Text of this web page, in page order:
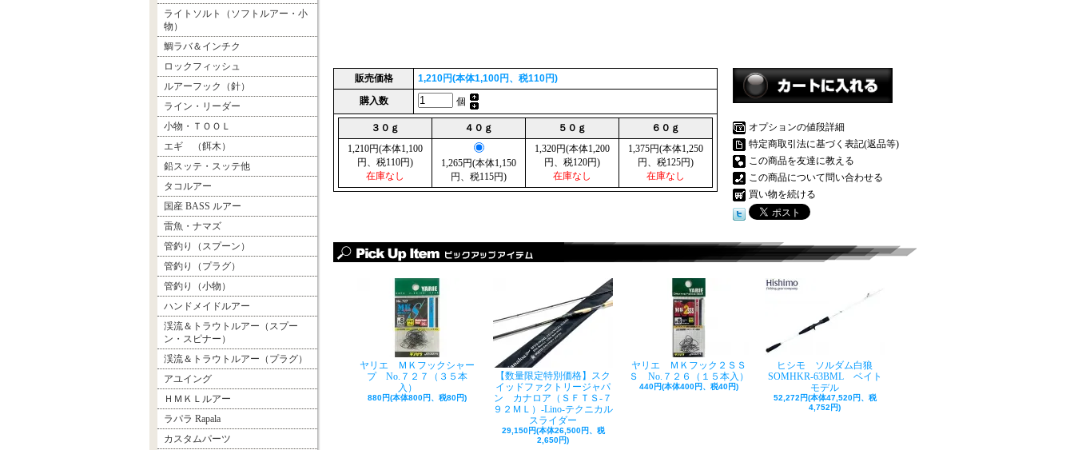
ライトソルト（ソフトルアー・小
物）
鯛ラバ＆インチク
ロックフィッシュ
ルアーフック（針）
ライン・リーダー
小物・ＴＯＯＬ
エギ （餌木）
鉛スッテ・スッテ他
タコルアー
国産 BASS ルアー
雷魚・ナマズ
管釣り（スプーン）
管釣り（プラグ）
管釣り（小物）
ハンドメイドルアー
渓流＆トラウトルアー（スプー
ン・スピナー）
渓流＆トラウトルアー（プラグ）
アユイング
ＨＭＫＬルアー
ラパラ Rapala
カスタムパーツ
販売価格
1,210円(本体1,100円、税110円)
購入数
個
３０ｇ ４０ｇ ５０ｇ
６０ｇ
1,210円(本体1,100
円、税110円)
在庫なし
1,265円(本体1,150
円、税115円)
1,320円(本体1,200
円、税120円)
在庫なし
1,375円(本体1,250
円、税125円)
在庫なし
オプションの値段詳細
特定商取引法に基づく表記(返品等)
この商品を友達に教える
この商品について問い合わせる
買い物を続ける
ヤリエ ＭＫフックシャー
プ No.７２７（３５本
入）
880円(本体800円、税80円)
【数量限定特別価格】スク
イッドファクトリージャパ
ン カナロア（ＳＦＴＳ-７
９２ＭＬ）-Lino-テクニカル
スライダー
29,150円(本体26,500円、税
2,650円)
ヤリエ ＭＫフック２ＳＳ
Ｓ No.７２６（１５本入）
440円(本体400円、税40円)
ヒシモ ソルダム白狼
SOMHKR-63BML ベイト
モデル
52,272円(本体47,520円、税
4,752円)